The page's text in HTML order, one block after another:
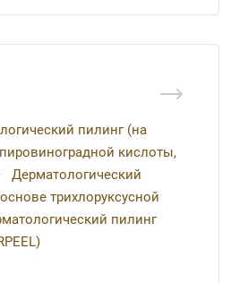
пилинг (на
кислоты,
Дерматологический
трихлоруксусной
пилинг